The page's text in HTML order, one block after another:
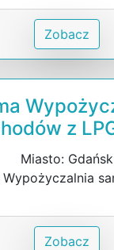
Zobacz
z
Miasto: Gdańsk
Wypożyczalnia
Zobacz